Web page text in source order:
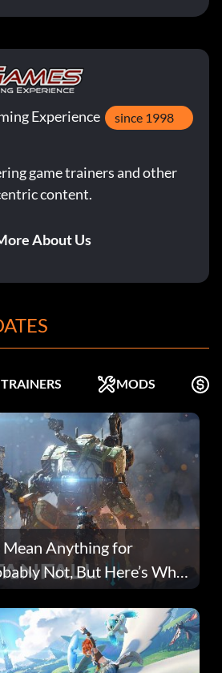
Experience since 1998
game trainers and other
content.
About Us
TRAINERS MODS
Mean Anything for
Not, But Here’s Why